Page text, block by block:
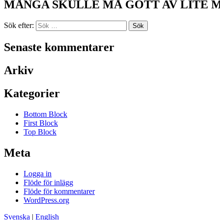
MÅNGA SKULLE MÅ GOTT AV LITE
Sök efter:
Senaste kommentarer
Arkiv
Kategorier
Bottom Block
First Block
Top Block
Meta
Logga in
Flöde för inlägg
Flöde för kommentarer
WordPress.org
Svenska | English